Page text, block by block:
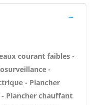
courant faibles -
-
- Plancher
Plancher chauffant